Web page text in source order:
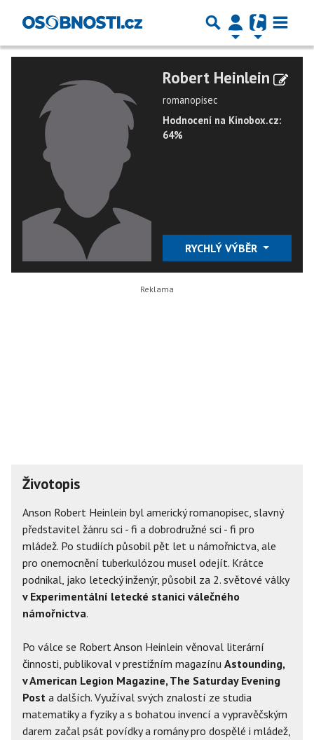
Robert Heinlein
romanopisec
Hodnocení na Kinobox.cz:
64%
RYCHLÝ VÝBĚR
Životopis
Anson Robert Heinlein byl americký romanopisec, slavný
představitel žánru sci - fi a dobrodružné sci - fi pro
mládež. Po studiích působil pět let u námořnictva, ale
pro onemocnění tuberkulózou musel odejít. Krátce
podnikal, jako letecký inženýr, působil za 2. světové války
v Experimentální letecké stanici válečného
námořnictva.
Po válce se Robert Anson Heinlein věnoval literární
činnosti, publikoval v prestižním magazínu Astounding,
v American Legion Magazine, The Saturday Evening
Post a dalších. Využíval svých znalostí ze studia
matematiky a fyziky a s bohatou invencí a vypravěčským
darem začal psát povídky a romány pro dospělé i mládež,